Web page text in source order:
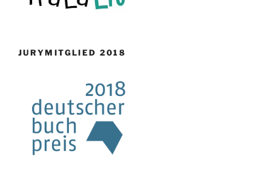
JURYMITGLIED 2018